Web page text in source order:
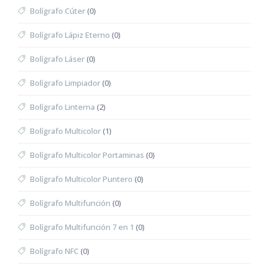
Bolígrafo Cúter(0)
Bolígrafo Lápiz Eterno (0)
Bolígrafo Láser(0)
Bolígrafo Limpiador(0)
Bolígrafo Linterna (2)
Bolígrafo Multicolor(1)
Bolígrafo Multicolor Portaminas (0)
Bolígrafo Multicolor Puntero (0)
Bolígrafo Multifunción (0)
Bolígrafo Multifunción 7 en 1 (0)
Bolígrafo NFC(0)